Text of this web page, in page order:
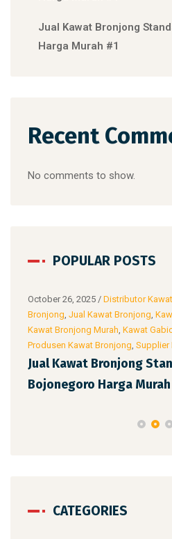
Jual Kawat Bronjong
Harga Murah #1
Recent
No comments to show.
POPULAR POSTS
October 26, 2025 / Distributor
Bronjong Jual Kawat Bronjong
Kawat Bronjong Murah Kawat
Produsen Kawat Bronjong Supplier
Jual Kawat Bronjong
Bojonegoro Harga Murah
CATEGORIES